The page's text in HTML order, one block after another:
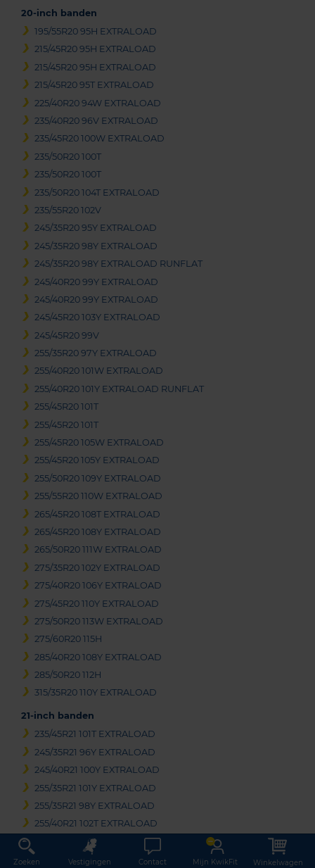
20-inch banden
195/55R20 95H EXTRALOAD
215/45R20 95H EXTRALOAD
215/45R20 95H EXTRALOAD
215/45R20 95T EXTRALOAD
225/40R20 94W EXTRALOAD
235/40R20 96V EXTRALOAD
235/45R20 100W EXTRALOAD
235/50R20 100T
235/50R20 100T
235/50R20 104T EXTRALOAD
235/55R20 102V
245/35R20 95Y EXTRALOAD
245/35R20 98Y EXTRALOAD
245/35R20 98Y EXTRALOAD RUNFLAT
245/40R20 99Y EXTRALOAD
245/40R20 99Y EXTRALOAD
245/45R20 103Y EXTRALOAD
245/45R20 99V
255/35R20 97Y EXTRALOAD
255/40R20 101W EXTRALOAD
255/40R20 101Y EXTRALOAD RUNFLAT
255/45R20 101T
255/45R20 101T
255/45R20 105W EXTRALOAD
255/45R20 105Y EXTRALOAD
255/50R20 109Y EXTRALOAD
255/55R20 110W EXTRALOAD
265/45R20 108T EXTRALOAD
265/45R20 108Y EXTRALOAD
265/50R20 111W EXTRALOAD
275/35R20 102Y EXTRALOAD
275/40R20 106Y EXTRALOAD
275/45R20 110Y EXTRALOAD
275/50R20 113W EXTRALOAD
275/60R20 115H
285/40R20 108Y EXTRALOAD
285/50R20 112H
315/35R20 110Y EXTRALOAD
21-inch banden
235/45R21 101T EXTRALOAD
245/35R21 96Y EXTRALOAD
245/40R21 100Y EXTRALOAD
255/35R21 101Y EXTRALOAD
255/35R21 98Y EXTRALOAD
255/40R21 102T EXTRALOAD
255/40R21 102Y EXTRALOAD
255/40R21 102Y EXTRALOAD
Zoeken Vestigingen Contact Mijn KwikFit Winkelwagen